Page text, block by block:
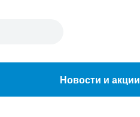
Новости и акции